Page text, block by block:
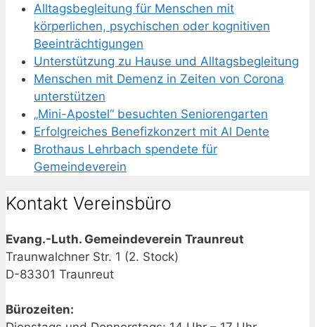
Alltagsbegleitung für Menschen mit
körperlichen, psychischen oder kognitiven
Beeinträchtigungen
Unterstützung zu Hause und Alltagsbegleitung
Menschen mit Demenz in Zeiten von Corona
unterstützen
„Mini-Apostel“ besuchten Seniorengarten
Erfolgreiches Benefizkonzert mit Al Dente
Brothaus Lehrbach spendete für
Gemeindeverein
Kontakt Vereinsbüro
Evang.-Luth. Gemeindeverein Traunreut
Traunwalchner Str. 1 (2. Stock)
D-83301 Traunreut
Bürozeiten: